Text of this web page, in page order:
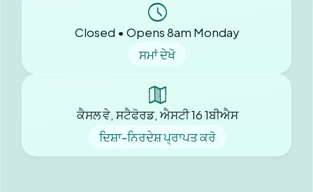
Closed • Opens 8am Monday
ਸਮਾਂ ਦੇਖੋ
ਕੈਸਲ ਵੇ, ਸਟੈਫੋਰਡ, ਐਸਟੀ 16 1ਬੀਐਸ
ਦਿਸ਼ਾ-ਨਿਰਦੇਸ਼ ਪ੍ਰਾਪਤ ਕਰੋ